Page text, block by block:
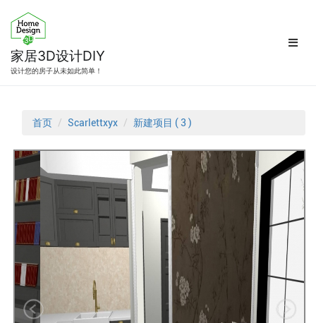
家居3D设计DIY
设计您的房子从未如此简单！
首页 Scarlettxyx 新建项目 ( 3 )